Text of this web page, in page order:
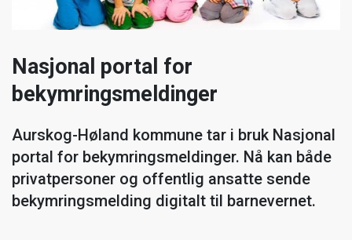
Nasjonal portal for
bekymringsmeldinger
Aurskog-Høland kommune tar i bruk Nasjonal
portal for bekymringsmeldinger. Nå kan både
privatpersoner og offentlig ansatte sende
bekymringsmelding digitalt til barnevernet.